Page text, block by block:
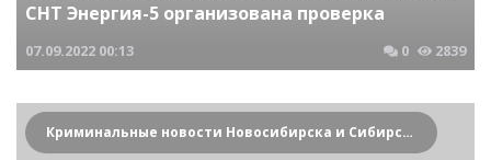
СНТ Энергия-5 организована проверка
07.09.2022 00:13 0 2839
Криминальные новости Новосибирска и Сибирского региона